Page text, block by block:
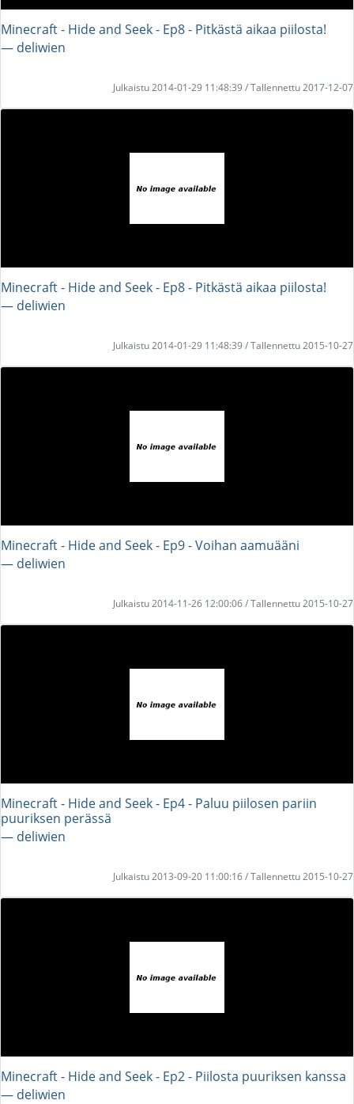
Minecraft - Hide and Seek - Ep8 - Pitkästä aikaa piilosta!
― deliwien
Julkaistu 2014-01-29 11:48:39 / Tallennettu 2017-12-07
Minecraft - Hide and Seek - Ep8 - Pitkästä aikaa piilosta!
― deliwien
Julkaistu 2014-01-29 11:48:39 / Tallennettu 2015-10-27
Minecraft - Hide and Seek - Ep9 - Voihan aamuääni
― deliwien
Julkaistu 2014-11-26 12:00:06 / Tallennettu 2015-10-27
Minecraft - Hide and Seek - Ep4 - Paluu piilosen pariin
puuriksen perässä
― deliwien
Julkaistu 2013-09-20 11:00:16 / Tallennettu 2015-10-27
Minecraft - Hide and Seek - Ep2 - Piilosta puuriksen kanssa
― deliwien